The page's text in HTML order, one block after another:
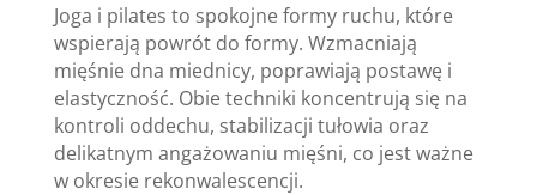
Joga i pilates to spokojne formy ruchu, które
wspierają powrót do formy. Wzmacniają
mięśnie dna miednicy, poprawiają postawę i
elastyczność. Obie techniki koncentrują się na
kontroli oddechu, stabilizacji tułowia oraz
delikatnym angażowaniu mięśni, co jest ważne
w okresie rekonwalescencji.